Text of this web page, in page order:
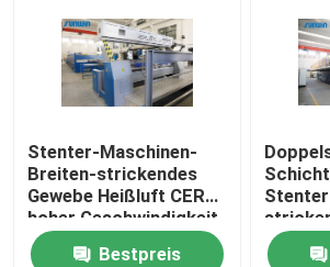
Fabrik-Ausflug
Treten Sie mit uns in Verbindung
Fordern Sie ein Zitat
Stenter-Maschinen-
Breiten-strickendes
Gewebe Heißluft CER
hoher Geschwindigkeit,
das 2400mm beendet
Bestpreis